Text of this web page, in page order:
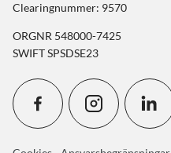
Clearingnummer: 9570
ORGNR 548000-7425
SWIFT SPSDSE23